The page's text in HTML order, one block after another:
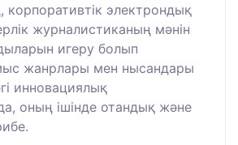
корпоративтік электрондық
журналистиканың мәнін
игеру болып
жанрлары мен нысандары
инновациялық
оның ішінде отандық және